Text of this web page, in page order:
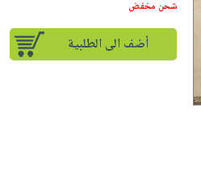
شحن مخفض
أضف الى الطلبية